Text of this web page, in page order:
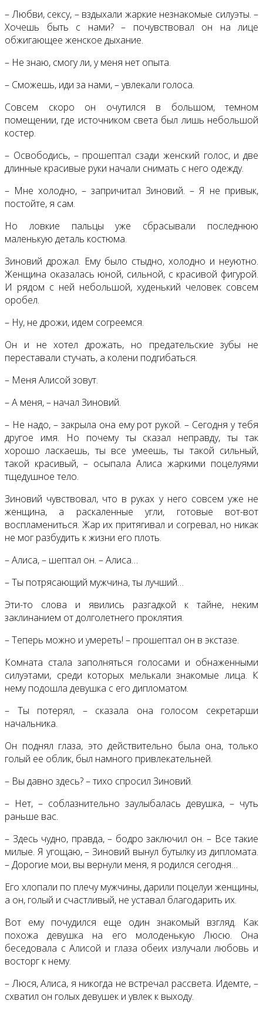
– Любви, сексу, – вздыхали жаркие незнакомые силуэты. –
Хочешь быть с нами? – почувствовал он на лице
обжигающее женское дыхание.
– Не знаю, смогу ли, у меня нет опыта.
– Сможешь, иди за нами, – увлекали голоса.
Совсем скоро он очутился в большом, темном
помещении, где источником света был лишь небольшой
костер.
– Освободись, – прошептал сзади женский голос, и две
длинные красивые руки начали снимать с него одежду.
– Мне холодно, – запричитал Зиновий. – Я не привык,
постойте, я сам.
Но ловкие пальцы уже сбрасывали последнюю
маленькую деталь костюма.
Зиновий дрожал. Ему было стыдно, холодно и неуютно.
Женщина оказалась юной, сильной, с красивой фигурой.
И рядом с ней небольшой, худенький человек совсем
оробел.
– Ну, не дрожи, идем согреемся.
Он и не хотел дрожать, но предательские зубы не
переставали стучать, а колени подгибаться.
– Меня Алисой зовут.
– А меня, – начал Зиновий.
– Не надо, – закрыла она ему рот рукой. – Сегодня у тебя
другое имя. Но почему ты сказал неправду, ты так
хорошо ласкаешь, ты все умеешь, ты такой сильный,
такой красивый, – осыпала Алиса жаркими поцелуями
тщедушное тело.
Зиновий чувствовал, что в руках у него совсем уже не
женщина, а раскаленные угли, готовые вот-вот
воспламениться. Жар их притягивал и согревал, но никак
не мог разбудить к жизни его плоть.
– Алиса, – шептал он. – Алиса…
– Ты потрясающий мужчина, ты лучший…
Эти-то слова и явились разгадкой к тайне, неким
заклинанием от долголетнего проклятия.
– Теперь можно и умереть! – прошептал он в экстазе.
Комната стала заполняться голосами и обнаженными
силуэтами, среди которых мелькали знакомые лица. К
нему подошла девушка с его дипломатом.
– Ты потерял, – сказала она голосом секретарши
начальника.
Он поднял глаза, это действительно была она, только
голый ее облик, был намного привлекательней.
– Вы давно здесь? – тихо спросил Зиновий.
– Нет, – соблазнительно заулыбалась девушка, – чуть
раньше вас.
– Здесь чудно, правда, – бодро заключил он. – Все такие
милые. Я угощаю, – Зиновий вынул бутылку из дипломата.
– Дорогие мои, вы вернули меня, я родился сегодня…
Его хлопали по плечу мужчины, дарили поцелуи женщины,
а он, голый и счастливый, не уставал благодарить их.
Вот ему почудился еще один знакомый взгляд. Как
похожа девушка на его молоденькую Люсю. Она
беседовала с Алисой и глаза обеих излучали любовь и
восторг к нему.
– Люся, Алиса, я никогда не встречал рассвета. Идемте, –
схватил он голых девушек и увлек к выходу.